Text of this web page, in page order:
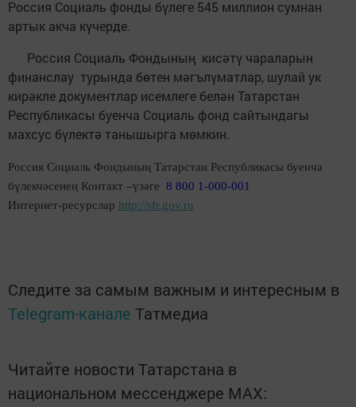
Россия Социаль фонды бүлеге 545 миллион сумнан
артык акча күчерде.
Россия Социаль Фондының кисәтү чараларын
финанслау турында бөтен мәгълүматлар, шулай ук
кирәкле документлар исемлеге белән Татарстан
Республикасы буенча Социаль фонд сайтындагы
махсус бүлектә танышырга мөмкин.
Россия Социаль Фондының Татарстан Республикасы буенча
бүлекчәсенең Контакт –үзәге 8 800 1-000-001
Интернет-ресурслар http://sfr.gov.ru
Следите за самым важным и интересным в
Telegram-канале Татмедиа
Читайте новости Татарстана в
национальном мессенджере MАХ: